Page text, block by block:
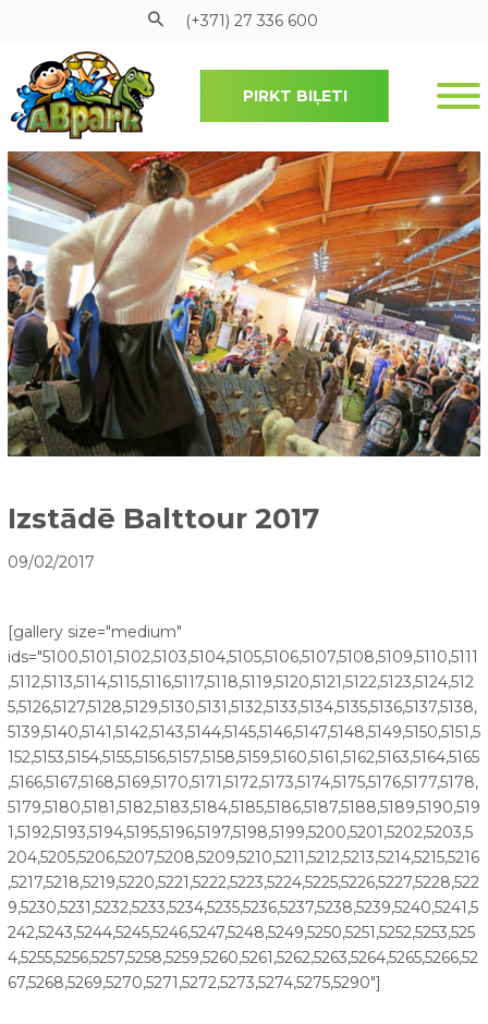
Pāriet uz galveno saturu
(+371) 27 336 600
PIRKT BIĻETI
Izstādē Balttour 2017
09/02/2017
[gallery size="medium"
ids="5100,5101,5102,5103,5104,5105,5106,5107,5108,5109,5110,5111
,5112,5113,5114,5115,5116,5117,5118,5119,5120,5121,5122,5123,5124,512
5,5126,5127,5128,5129,5130,5131,5132,5133,5134,5135,5136,5137,5138,
5139,5140,5141,5142,5143,5144,5145,5146,5147,5148,5149,5150,5151,5
152,5153,5154,5155,5156,5157,5158,5159,5160,5161,5162,5163,5164,5165
,5166,5167,5168,5169,5170,5171,5172,5173,5174,5175,5176,5177,5178,
5179,5180,5181,5182,5183,5184,5185,5186,5187,5188,5189,5190,519
1,5192,5193,5194,5195,5196,5197,5198,5199,5200,5201,5202,5203,5
204,5205,5206,5207,5208,5209,5210,5211,5212,5213,5214,5215,5216
,5217,5218,5219,5220,5221,5222,5223,5224,5225,5226,5227,5228,522
9,5230,5231,5232,5233,5234,5235,5236,5237,5238,5239,5240,5241,5
242,5243,5244,5245,5246,5247,5248,5249,5250,5251,5252,5253,525
4,5255,5256,5257,5258,5259,5260,5261,5262,5263,5264,5265,5266,52
67,5268,5269,5270,5271,5272,5273,5274,5275,5290"]